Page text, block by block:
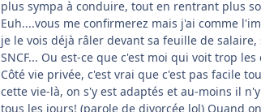
plus sympa à conduire, tout en rentrant plus
Euh....vous me confirmerez mais j'ai comme
je le vois déjà râler devant sa feuille de
SNCF... Ou est-ce que c'est moi qui voit trop les
Côté vie privée, c'est vrai que c'est pas facile
cette vie-là, on s'y est adaptés et au-moins il
tous les jours! (parole de divorcée lol) Quand